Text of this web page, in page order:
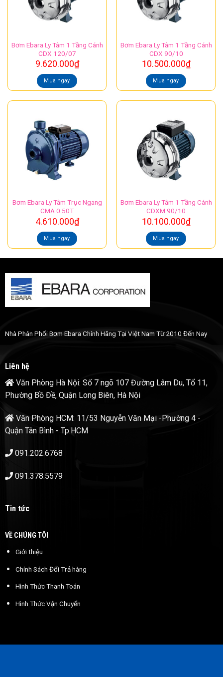
Bơm Ebara Ly Tâm 1 Tầng Cánh
CDX 120/07
9.620.000₫
Mua ngay
Bơm Ebara Ly Tâm 1 Tầng Cánh
CDX 90/10
10.500.000₫
Mua ngay
Bơm Ebara Ly Tâm Trục Ngang
CMA 0.50T
4.610.000₫
Mua ngay
Bơm Ebara Ly Tâm 1 Tầng Cánh
CDXM 90/10
10.100.000₫
Mua ngay
Nhà Phân Phối Bơm Ebara Chính Hãng Tại Việt Nam Từ 2010 Đến Nay
Liên hệ
Văn Phòng Hà Nội: Số 7 ngõ 107 Đường Lâm Du, Tổ 11,
Phường Bồ Đề, Quận Long Biên, Hà Nội
Văn Phòng HCM: 11/53 Nguyễn Văn Mại -Phường 4 -
Quận Tân Bình - Tp.HCM
091.202.6768
091.378.5579
Tin tức
VỀ CHÚNG TÔI
Giới thiệu
Chính Sách Đổi Trả hàng
Hình Thức Thanh Toán
Hình Thức Vận Chuyển